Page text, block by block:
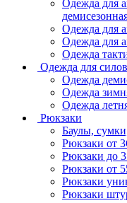
Одежда для
Одежда для
Одежда для
Одежда
Одежда для
Одежда
Одежда
Одежда
Рюкзаки
Баулы,
Рюкзаки от
Рюкзаки до
Рюкзаки от
Рюкзаки
Рюкзаки